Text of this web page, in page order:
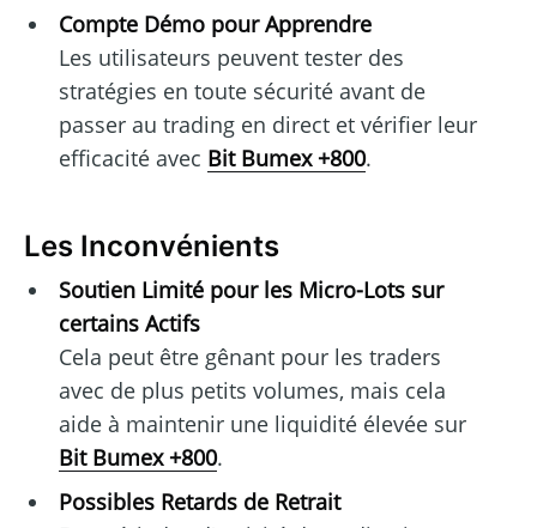
Compte Démo pour Apprendre
Les utilisateurs peuvent tester des
stratégies en toute sécurité avant de
passer au trading en direct et vérifier leur
efficacité avec Bit Bumex +800.
Les Inconvénients
Soutien Limité pour les Micro-Lots sur
certains Actifs
Cela peut être gênant pour les traders
avec de plus petits volumes, mais cela
aide à maintenir une liquidité élevée sur
Bit Bumex +800.
Possibles Retards de Retrait